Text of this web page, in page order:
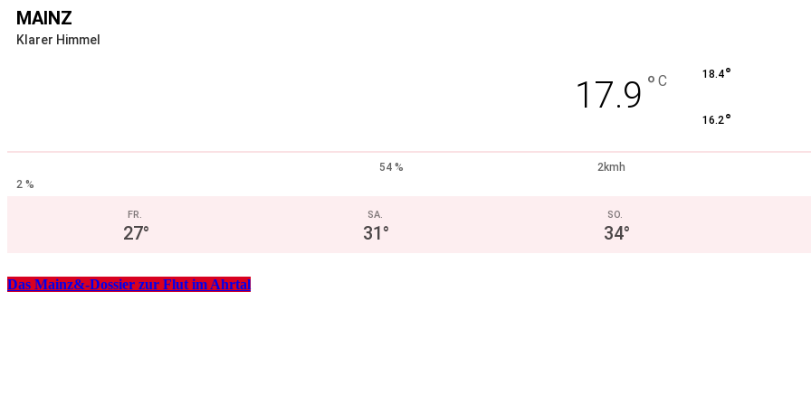
MAINZ
Klarer Himmel
17.9 ° C 18.4°
16.2°
54 %
2kmh
2 %
FR.
27°
SA.
31°
SO.
34°
Das Mainz&-Dossier zur Flut im Ahrtal